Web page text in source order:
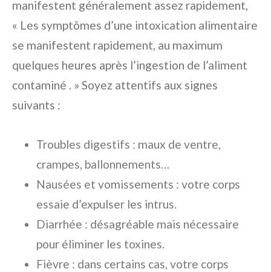
manifestent généralement assez rapidement,
« Les symptômes d’une intoxication alimentaire
se manifestent rapidement, au maximum
quelques heures après l’ingestion de l’aliment
contaminé . » Soyez attentifs aux signes
suivants :
Troubles digestifs : maux de ventre,
crampes, ballonnements…
Nausées et vomissements : votre corps
essaie d’expulser les intrus.
Diarrhée : désagréable mais nécessaire
pour éliminer les toxines.
Fièvre : dans certains cas, votre corps